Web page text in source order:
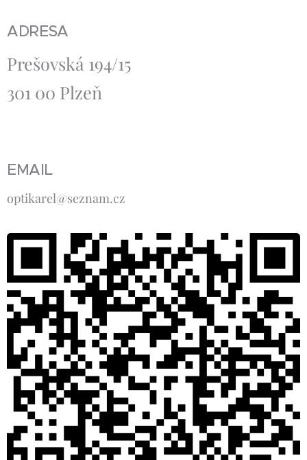
ADRESA
Prešovská 194/15
301 00 Plzeň
EMAIL
optikarel@seznam.cz